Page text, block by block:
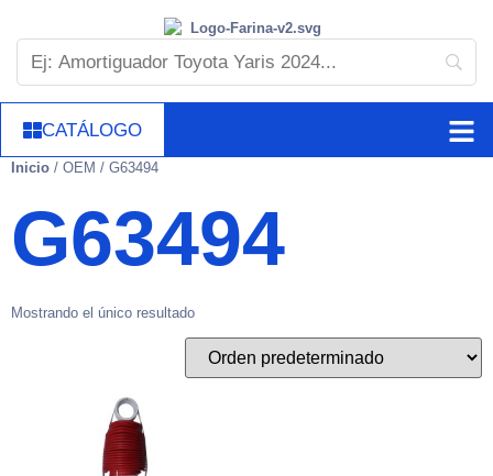
CATÁLOGO
Inicio / OEM / G63494
G63494
Mostrando el único resultado